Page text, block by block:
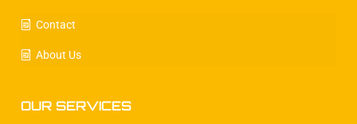
Contact
About Us
OUR SERVICES